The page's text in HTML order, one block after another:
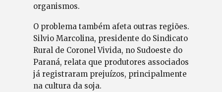
organismos.
O problema também afeta outras regiões.
Silvio Marcolina, presidente do Sindicato
Rural de Coronel Vivida, no Sudoeste do
Paraná, relata que produtores associados
já registraram prejuízos, principalmente
na cultura da soja.